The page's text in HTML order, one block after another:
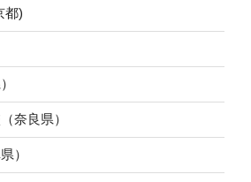
都)
奈良県）
）